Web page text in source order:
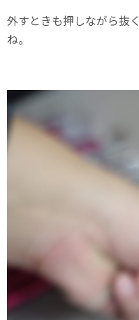
外すときも押しながら抜
ね。